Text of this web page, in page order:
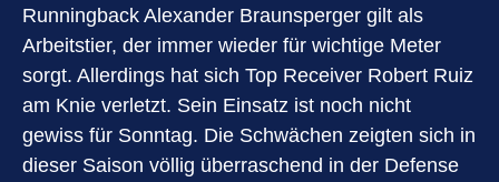
Runningback Alexander Braunsperger gilt als
Arbeitstier, der immer wieder für wichtige Meter
sorgt. Allerdings hat sich Top Receiver Robert Ruiz
am Knie verletzt. Sein Einsatz ist noch nicht
gewiss für Sonntag. Die Schwächen zeigten sich in
dieser Saison völlig überraschend in der Defense